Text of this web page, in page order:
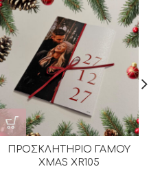
ΠΡΟΣΚΛΗΤΗΡΙΟ ΓΑΜΟΥ
XMAS XR105